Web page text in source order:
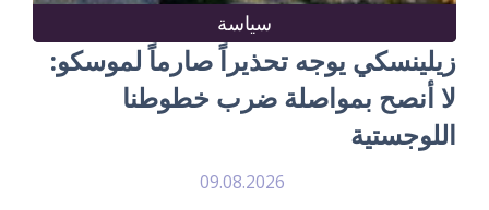
سياسة
زيلينسكي يوجه تحذيراً صارماً لموسكو:
لا أنصح بمواصلة ضرب خطوطنا
اللوجستية
09.08.2026